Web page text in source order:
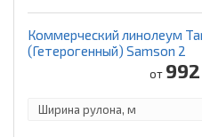
Коммерческий линолеум
(Гетерогенный) Samson 2
от